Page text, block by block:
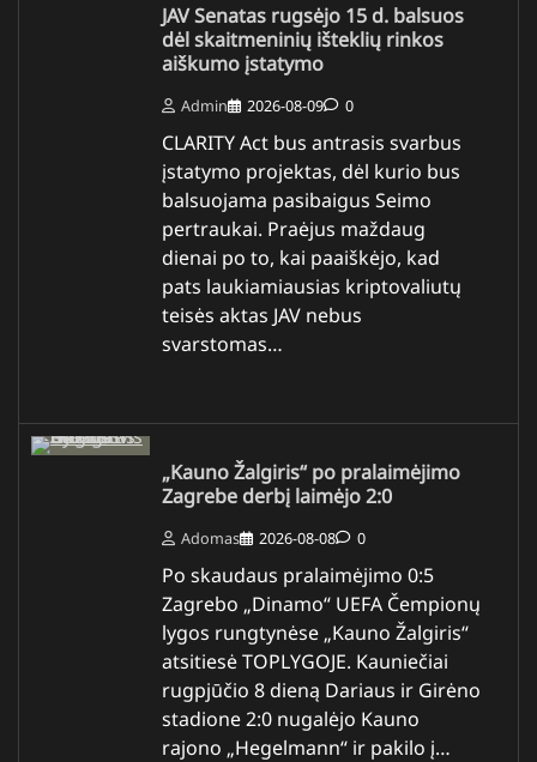
JAV Senatas rugsėjo 15 d. balsuos
dėl skaitmeninių išteklių rinkos
aiškumo įstatymo
Admin 2026-08-09 0
CLARITY Act bus antrasis svarbus
įstatymo projektas, dėl kurio bus
balsuojama pasibaigus Seimo
pertraukai. Praėjus maždaug
dienai po to, kai paaiškėjo, kad
pats laukiamiausias kriptovaliutų
teisės aktas JAV nebus
svarstomas…
„Kauno Žalgiris“ po pralaimėjimo
Zagrebe derbį laimėjo 2:0
Adomas 2026-08-08 0
Po skaudaus pralaimėjimo 0:5
Zagrebo „Dinamo“ UEFA Čempionų
lygos rungtynėse „Kauno Žalgiris“
atsitiesė TOPLYGOJE. Kauniečiai
rugpjūčio 8 dieną Dariaus ir Girėno
stadione 2:0 nugalėjo Kauno
rajono „Hegelmann“ ir pakilo į…